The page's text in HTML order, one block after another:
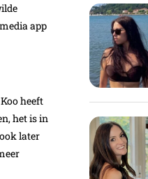
app
heeft
het is in
later